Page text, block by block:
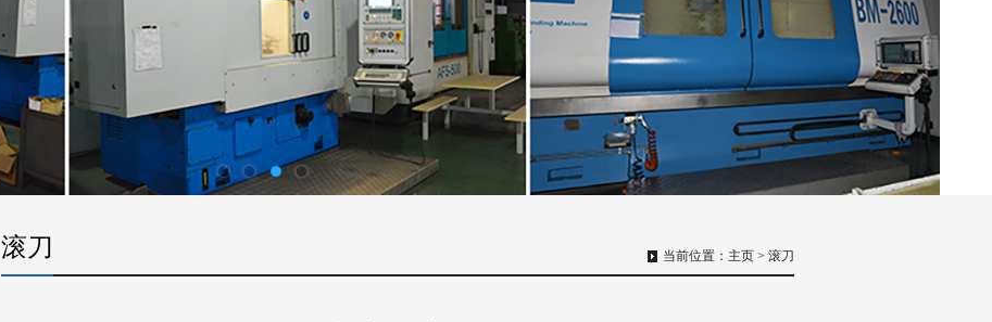
滚刀 当前位置： 主页 > 滚刀